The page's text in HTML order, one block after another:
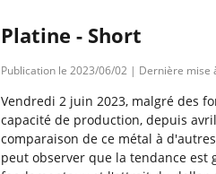
Platine - Short
Publication le 2023/06/02 | Dernière mise
Vendredi 2 juin 2023, malgré des
capacité de production, depuis
comparaison de ce métal à
peut observer que la tendance est